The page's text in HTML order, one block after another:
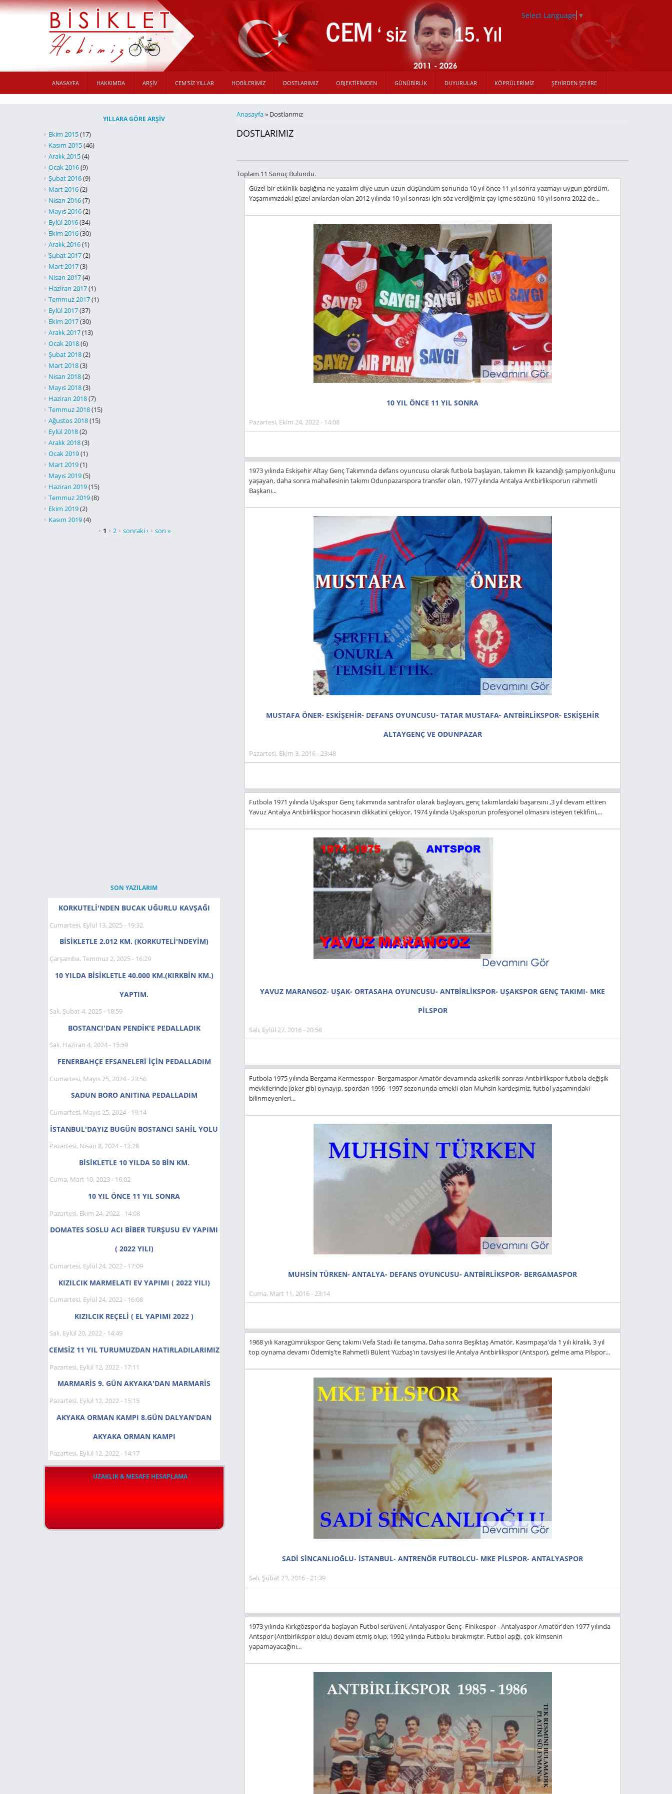
Ana içeriğe atla
Select Language ▼
ANASAYFA HAKKIMDA ARŞİV CEM'SIZ YILLAR HOBILERIMIZ DOSTLARIMIZ OBJEKTIFIMDEN GÜNÜBIRLIK DUYURULAR KÖPRÜLERIMIZ ŞEHIRDEN ŞEHIRE
BURADASINIZ
Anasayfa» Dostlarımız
DOSTLARIMIZ
Toplam 11 Sonuç Bulundu.
Güzel bir etkinlik başlığına ne yazalım diye uzun uzun düşündüm sonunda 10 yıl önce 11 yıl sonra yazmayı uygun gördüm,
Yaşamımızdaki güzel anılardan olan 2012 yılında 10 yıl sonrası için söz verdiğimiz çay içme sözünü 10 yıl sonra 2022 de...
10 YIL ÖNCE 11 YIL SONRA
Pazartesi, Ekim 24, 2022 - 14:08
1973 yılında Eskişehir Altay Genç Takımında defans oyuncusu olarak futbola başlayan, takımın ilk kazandığı şampiyonluğunu
yaşayan, daha sonra mahallesinin takımı Odunpazarspora transfer olan, 1977 yılında Antalya Antbirliksporun rahmetli
Başkanı...
MUSTAFA ÖNER- ESKİŞEHİR- DEFANS OYUNCUSU- TATAR MUSTAFA- ANTBİRLİKSPOR- ESKİŞEHİR
ALTAYGENÇ VE ODUNPAZAR
Pazartesi, Ekim 3, 2016 - 23:48
Futbola 1971 yılında Uşakspor Genç takımında santrafor olarak başlayan, genç takımlardaki başarısını ,3 yıl devam ettiren
Yavuz Antalya Antbirlikspor hocasının dikkatini çekiyor, 1974 yılında Uşaksporun profesyonel olmasını isteyen teklifini,...
YAVUZ MARANGOZ- UŞAK- ORTASAHA OYUNCUSU- ANTBİRLİKSPOR- UŞAKSPOR GENÇ TAKIMI- MKE
PİLSPOR
Salı, Eylül 27, 2016 - 20:58
Futbola 1975 yılında Bergama Kermesspor- Bergamaspor Amatör devamında askerlik sonrası Antbirlikspor futbola değişik
mevkilerinde joker gibi oynayıp, spordan 1996 -1997 sezonunda emekli olan Muhsin kardeşimiz, futbol yaşamındaki
bilinmeyenleri...
MUHSİN TÜRKEN- ANTALYA- DEFANS OYUNCUSU- ANTBİRLİKSPOR- BERGAMASPOR
Cuma, Mart 11, 2016 - 23:14
1968 yılı Karagümrükspor Genç takımı Vefa Stadı ile tanışma, Daha sonra Beşiktaş Amatör, Kasımpaşa'da 1 yılı kiralık, 3 yıl
top oynama devamı Ödemiş'te Rahmetli Bülent Yüzbaş'ın tavsiyesi ile Antalya Antbirlikspor (Antspor), gelme ama Pilspor...
SADİ SİNCANLIOĞLU- ISTANBUL- ANTRENÖR FUTBOLCU- MKE PİLSPOR- ANTALYASPOR
Salı, Şubat 23, 2016 - 21:39
1973 yılında Kırkgözspor'da başlayan Futbol serüveni, Antalyaspor Genç- Finikespor - Antalyaspor Amatör'den 1977 yılında
Antspor (Antbirlikspor oldu) devam etmiş olup, 1992 yılında Futbolu bırakmıştır. Futbol aşığı, çok kimsenin
yapamayacağını...
YILLARA GÖRE ARŞIV
Ekim 2015(17)
Kasım 2015(46)
Aralık 2015(4)
Ocak 2016(9)
Şubat 2016(9)
Mart 2016(2)
Nisan 2016(7)
Mayıs 2016(2)
Eylül 2016(34)
Ekim 2016(30)
Aralık 2016(1)
Şubat 2017(2)
Mart 2017(3)
Nisan 2017(4)
Haziran 2017(1)
Temmuz 2017(1)
Eylül 2017(37)
Ekim 2017(30)
Aralık 2017(13)
Ocak 2018(6)
Şubat 2018(2)
Mart 2018(3)
Nisan 2018(2)
Mayıs 2018(3)
Haziran 2018(7)
Temmuz 2018(15)
Ağustos 2018(15)
Eylül 2018(2)
Aralık 2018(3)
Ocak 2019(1)
Mart 2019(1)
Mayıs 2019(5)
Haziran 2019(15)
Temmuz 2019(8)
Ekim 2019(2)
Kasım 2019(4)
1 2 sonraki › son »
SON YAZILARIM
KORKUTELİ'NDEN BUCAK UĞURLU KAVŞAĞI
Cumartesi, Eylül 13, 2025 - 19:32
BİSİKLETLE 2.012 KM. (KORKUTELİ'NDEYIM)
Çarşamba, Temmuz 2, 2025 - 16:29
10 YILDA BİSİKLETLE 40.000 KM.(KIRKBİN KM.)
YAPTIM.
Salı, Şubat 4, 2025 - 18:59
BOSTANCI'DAN PENDİK'E PEDALLADIK
Salı, Haziran 4, 2024 - 15:59
FENERBAHÇE EFSANELERİ İÇİN PEDALLADIM
Cumartesi, Mayıs 25, 2024 - 23:56
SADUN BORO ANITINA PEDALLADIM
Cumartesi, Mayıs 25, 2024 - 19:14
İSTANBUL'DAYIZ BUGÜN BOSTANCI SAHİL YOLU
Pazartesi, Nisan 8, 2024 - 13:28
BİSİKLETLE 10 YILDA 50 BİN KM.
Cuma, Mart 10, 2023 - 16:02
10 YIL ÖNCE 11 YIL SONRA
Pazartesi, Ekim 24, 2022 - 14:08
DOMATES SOSLU ACI BİBER TURŞUSU EV YAPIMI
( 2022 YILI)
Cumartesi, Eylül 24, 2022 - 17:09
KIZILCIK MARMELATI EV YAPIMI ( 2022 YILI)
Cumartesi, Eylül 24, 2022 - 16:08
KIZILCIK REÇELİ ( EL YAPIMI 2022 )
Salı, Eylül 20, 2022 - 14:49
CEMSİZ 11 YIL TURUMUZDAN HATIRLADILARIMIZ
Pazartesi, Eylül 12, 2022 - 17:11
MARMARİS 9. GÜN AKYAKA'DAN MARMARİS
Pazartesi, Eylül 12, 2022 - 15:15
AKYAKA ORMAN KAMPI 8.GÜN DALYAN'DAN
AKYAKA ORMAN KAMPI
Pazartesi, Eylül 12, 2022 - 14:17
UZAKLIK & MESAFE HESAPLAMA